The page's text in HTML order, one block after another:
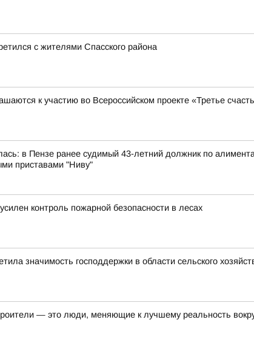
с жителями Спасского района
к участию во Всероссийском проекте «Третье
в Пензе ранее судимый 43-летний должник по
приставами "Ниву"
контроль пожарной безопасности в лесах
значимость господдержки в области сельского
— это люди, меняющие к лучшему реальность